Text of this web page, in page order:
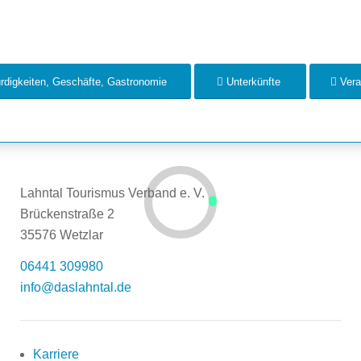
Geschäfte, Gastronomie Unterkünfte
Lahntal Tourismus Verband e. V.
Brückenstraße 2
35576 Wetzlar
06441 309980
info@daslahntal.de
Karriere